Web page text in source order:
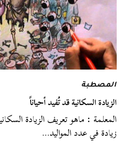
المصطبة
الزيادة السكانية قد تُفيد أحياناً
المعلمة : ماهو تعريف الزيادة
زيادة في عدد المواليد…